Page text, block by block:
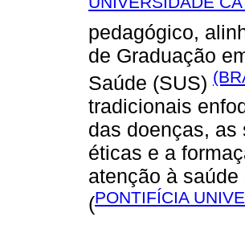
pedagógico,
de Graduação
Saúde (SUS)
tradicionais
das doenças,
éticas e a
atenção à
(PONTIFÍCIA